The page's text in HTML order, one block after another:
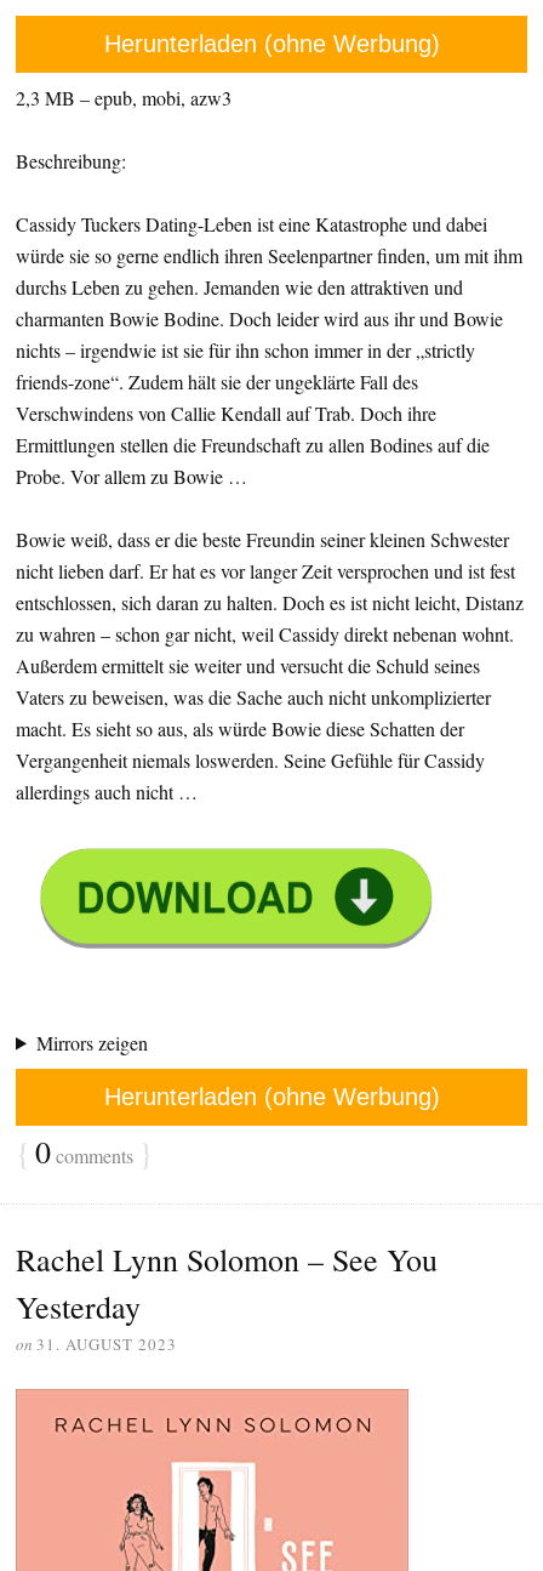
Herunterladen (ohne Werbung)
2,3 MB – epub, mobi, azw3
Beschreibung:
Cassidy Tuckers Dating-Leben ist eine Katastrophe und dabei
würde sie so gerne endlich ihren Seelenpartner finden, um mit ihm
durchs Leben zu gehen. Jemanden wie den attraktiven und
charmanten Bowie Bodine. Doch leider wird aus ihr und Bowie
nichts – irgendwie ist sie für ihn schon immer in der „strictly
friends-zone“. Zudem hält sie der ungeklärte Fall des
Verschwindens von Callie Kendall auf Trab. Doch ihre
Ermittlungen stellen die Freundschaft zu allen Bodines auf die
Probe. Vor allem zu Bowie …
Bowie weiß, dass er die beste Freundin seiner kleinen Schwester
nicht lieben darf. Er hat es vor langer Zeit versprochen und ist fest
entschlossen, sich daran zu halten. Doch es ist nicht leicht, Distanz
zu wahren – schon gar nicht, weil Cassidy direkt nebenan wohnt.
Außerdem ermittelt sie weiter und versucht die Schuld seines
Vaters zu beweisen, was die Sache auch nicht unkomplizierter
macht. Es sieht so aus, als würde Bowie diese Schatten der
Vergangenheit niemals loswerden. Seine Gefühle für Cassidy
allerdings auch nicht …
Mirrors zeigen
Herunterladen (ohne Werbung)
{ 0comments }
Rachel Lynn Solomon – See You
Yesterday
on 31. AUGUST 2023